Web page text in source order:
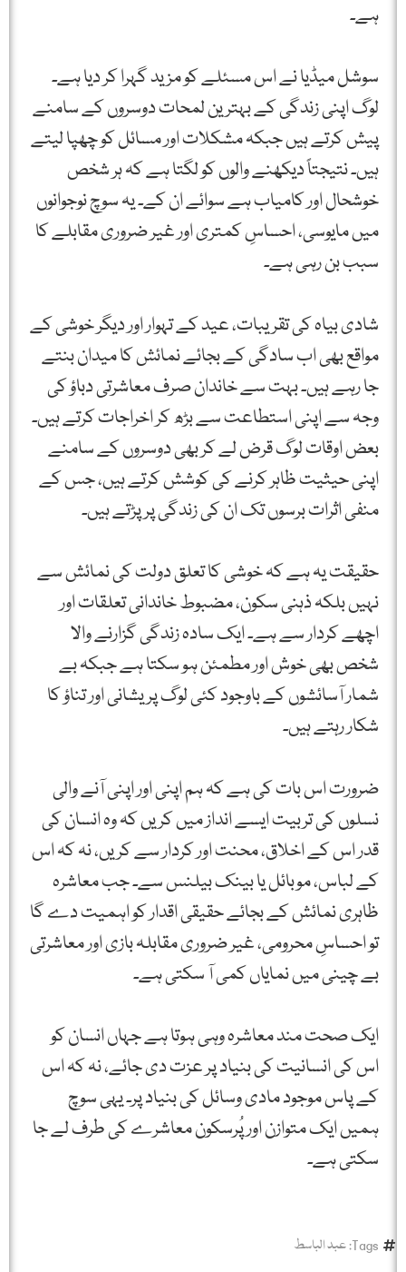
ہے۔
سوشل میڈیا نے اس مسئلے کو مزید گہرا کر دیا ہے۔
لوگ اپنی زندگی کے بہترین لمحات دوسروں کے سامنے
پیش کرتے ہیں جبکہ مشکلات اور مسائل کو چھپا لیتے
ہیں۔ نتیجتاً دیکھنے والوں کو لگتا ہے کہ ہر شخص
خوشحال اور کامیاب ہے سوائے ان کے۔ یہ سوچ نوجوانوں
میں مایوسی، احساسِ کمتری اور غیر ضروری مقابلے کا
سبب بن رہی ہے۔
شادی بیاہ کی تقریبات، عید کے تہوار اور دیگر خوشی کے
مواقع بھی اب سادگی کے بجائے نمائش کا میدان بنتے
جا رہے ہیں۔ بہت سے خاندان صرف معاشرتی دباؤ کی
وجہ سے اپنی استطاعت سے بڑھ کر اخراجات کرتے ہیں۔
بعض اوقات لوگ قرض لے کر بھی دوسروں کے سامنے
اپنی حیثیت ظاہر کرنے کی کوشش کرتے ہیں، جس کے
منفی اثرات برسوں تک ان کی زندگی پر پڑتے ہیں۔
حقیقت یہ ہے کہ خوشی کا تعلق دولت کی نمائش سے
نہیں بلکہ ذہنی سکون، مضبوط خاندانی تعلقات اور
اچھے کردار سے ہے۔ ایک سادہ زندگی گزارنے والا
شخص بھی خوش اور مطمئن ہو سکتا ہے جبکہ بے
شمار آسائشوں کے باوجود کئی لوگ پریشانی اور تناؤ کا
شکار رہتے ہیں۔
ضرورت اس بات کی ہے کہ ہم اپنی اور اپنی آنے والی
نسلوں کی تربیت ایسے انداز میں کریں کہ وہ انسان کی
قدر اس کے اخلاق، محنت اور کردار سے کریں، نہ کہ اس
کے لباس، موبائل یا بینک بیلنس سے۔ جب معاشرہ
ظاہری نمائش کے بجائے حقیقی اقدار کو اہمیت دے گا
تو احساسِ محرومی، غیر ضروری مقابلہ بازی اور معاشرتی
بے چینی میں نمایاں کمی آ سکتی ہے۔
ایک صحت مند معاشرہ وہی ہوتا ہے جہاں انسان کو
اس کی انسانیت کی بنیاد پر عزت دی جائے، نہ کہ اس
کے پاس موجود مادی وسائل کی بنیاد پر۔ یہی سوچ
ہمیں ایک متوازن اور پُرسکون معاشرے کی طرف لے جا
سکتی ہے۔
Tags: عبد الباسط